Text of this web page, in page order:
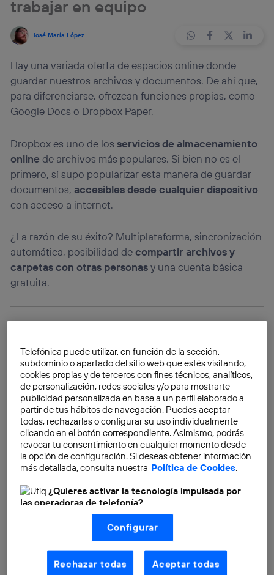
trabajar en equipo
José María López
Hay una variada oferta de espacios online donde
guardar nuestros archivos y documentos. De ahí que,
para diferenciarse, ofrezcan funciones propias, como
Google Docs o Dropbox Paper.
Dropbox es uno de losservicios de almacenamiento
online de archivos más populares. Si bien no es el
primero, sí supo popularizar esta manera de guardar
documentos, accesibles desde cualquier dispositivo
con acceso a internet.
¿La razón de su éxito? Multiplataforma, sincronización
automática, posibilidad decompartir archivos y
carpetas con otras personasy una cuenta básica
gratuita.
Hoy en día Google, Microsoft y Apple ofrecen también
sus propios
Dropbox
: Drive, OneDrive, iCloud… E
Telefónica puede utilizar, en función de la sección,
subdominio o apartado del sitio web que estés visitando,
cookies propias y de terceros con fines técnicos, analíticos,
de personalización, redes sociales y/o para mostrarte
publicidad personalizada en base a un perfil elaborado a
partir de tus hábitos de navegación. Puedes aceptar
todas, rechazarlas o configurar su uso individualmente
clicando en el botón correspondiente. Asimismo, podrás
revocar tu consentimiento en cualquier momento desde
la opción de configuración. Si deseas obtener información
más detallada, consulta nuestra Política de Cookies.
¿Quieres activar la tecnología impulsada por
las operadoras de telefonía?
Nosotros, Telefónica S.A., utilizamos la tecnología Utiq para
realizar nuestras acciones de marketing digital o análisis
(como se describe en este aviso de consentimiento)
basadas en tu navegación en nuestra(s) web(s)
aquí(solo cuando utilizas una conexión a
internet habilitada , proporcionada por una de las
Configurar
Rechazar todas Aceptar todas